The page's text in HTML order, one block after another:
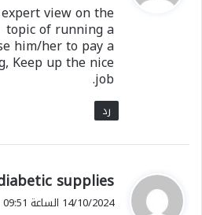
ل
view on the
topic of running a
him/her to pay a
Keep up the nice
job.
رد
ي
ق
supplies
14/10/2024 الساعة 09:51